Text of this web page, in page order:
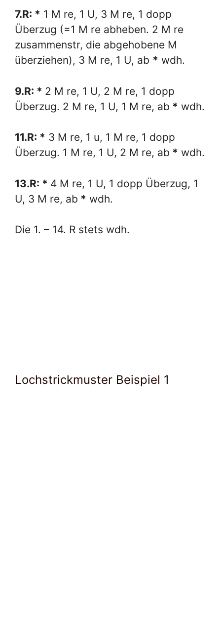
7.R: * 1 M re, 1 U, 3 M re, 1 dopp
Überzug (=1 M re abheben. 2 M re
zusammenstr, die abgehobene M
überziehen), 3 M re, 1 U, ab * wdh.
9.R: * 2 M re, 1 U, 2 M re, 1 dopp
Überzug. 2 M re, 1 U, 1 M re, ab * wdh.
11.R: * 3 M re, 1 u, 1 M re, 1 dopp
Überzug. 1 M re, 1 U, 2 M re, ab * wdh.
13.R: * 4 M re, 1 U, 1 dopp Überzug, 1
U, 3 M re, ab * wdh.
Die 1. – 14. R stets wdh.
Lochstrickmuster Beispiel 1